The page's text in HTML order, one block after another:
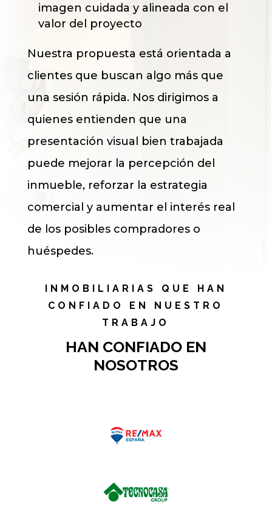
imagen cuidada y alineada con el
valor del proyecto
Nuestra propuesta está orientada a
clientes que buscan algo más que
una sesión rápida. Nos dirigimos a
quienes entienden que una
presentación visual bien trabajada
puede mejorar la percepción del
inmueble, reforzar la estrategia
comercial y aumentar el interés real
de los posibles compradores o
huéspedes.
INMOBILIARIAS QUE HAN
CONFIADO EN NUESTRO
TRABAJO
HAN CONFIADO EN
NOSOTROS